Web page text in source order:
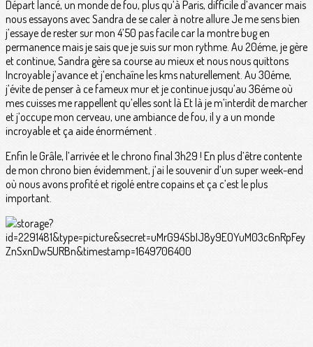
Départ lancé, un monde de fou, plus qu’à Paris, difficile d’avancer mais
nous essayons avec Sandra de se caler à notre allure Je me sens bien
j’essaye de rester sur mon 4’50 pas facile car la montre bug en
permanence mais je sais que je suis sur mon rythme. Au 20éme, je gère
et continue, Sandra gère sa course au mieux et nous nous quittons
Incroyable j’avance et j’enchaîne les kms naturellement. Au 30éme,
j’évite de penser à ce fameux mur et je continue jusqu’au 36éme où
mes cuisses me rappellent qu’elles sont là Et là je m’interdit de marcher
et j’occupe mon cerveau, une ambiance de fou, il y a un monde
incroyable et ça aide énormément .
Enfin le Grâle, l’arrivée et le chrono final 3h29 ! En plus d’être contente
de mon chrono bien évidemment, j’ai le souvenir d’un super week-end
où nous avons profité et rigolé entre copains et ça c’est le plus
important.